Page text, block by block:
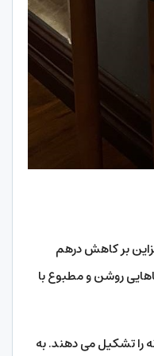
بر کاهش درهم
روشن و مطبوع با
را تشکیل می دهند. به